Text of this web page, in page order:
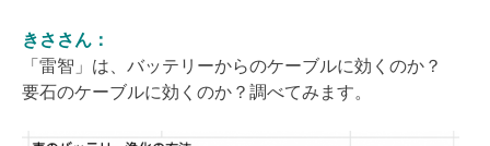
きささん：
「雷智」は、バッテリーからのケーブルに効くのか？
要石のケーブルに効くのか？調べてみます。